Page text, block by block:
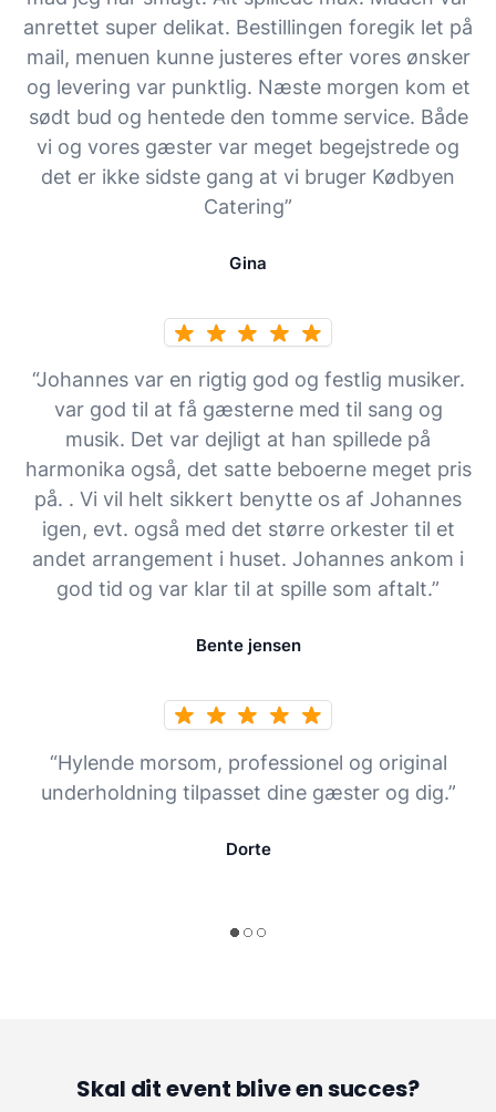
anrettet super delikat. Bestillingen foregik let på
mail, menuen kunne justeres efter vores ønsker
og levering var punktlig. Næste morgen kom et
sødt bud og hentede den tomme service. Både
vi og vores gæster var meget begejstrede og
det er ikke sidste gang at vi bruger Kødbyen
Catering”
Gina
“Johannes var en rigtig god og festlig musiker.
var god til at få gæsterne med til sang og
musik. Det var dejligt at han spillede på
harmonika også, det satte beboerne meget pris
på. . Vi vil helt sikkert benytte os af Johannes
igen, evt. også med det større orkester til et
andet arrangement i huset. Johannes ankom i
god tid og var klar til at spille som aftalt.”
Bente jensen
“Hylende morsom, professionel og original
underholdning tilpasset dine gæster og dig.”
Dorte
Skal dit event blive en succes?